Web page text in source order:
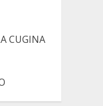
CUGINA